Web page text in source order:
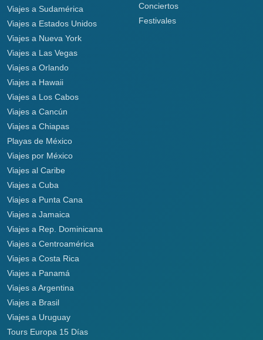
Viajes a Sudamérica
Viajes a Estados Unidos
Viajes a Nueva York
Viajes a Las Vegas
Viajes a Orlando
Viajes a Hawaii
Viajes a Los Cabos
Viajes a Cancún
Viajes a Chiapas
Playas de México
Viajes por México
Viajes al Caribe
Viajes a Cuba
Viajes a Punta Cana
Viajes a Jamaica
Viajes a Rep. Dominicana
Viajes a Centroamérica
Viajes a Costa Rica
Viajes a Panamá
Viajes a Argentina
Viajes a Brasil
Viajes a Uruguay
Tours Europa 15 Días
Conciertos
Festivales